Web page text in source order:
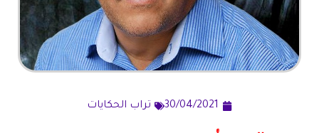
30/04/2021 تراب الحكايات